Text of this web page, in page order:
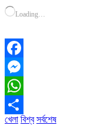
Loading…
Facebook
Messenger
WhatsApp
Share
খেলা বিশ্ব সর্বশেষ